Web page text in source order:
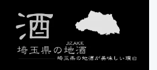
テクノロジー・ガジェット
映像・映画